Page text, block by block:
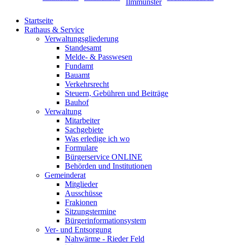
Startseite
Rathaus & Service
Verwaltungsgliederung
Standesamt
Melde- & Passwesen
Fundamt
Bauamt
Verkehrsrecht
Steuern, Gebühren und Beiträge
Bauhof
Verwaltung
Mitarbeiter
Sachgebiete
Was erledige ich wo
Formulare
Bürgerservice ONLINE
Behörden und Institutionen
Gemeinderat
Mitglieder
Ausschüsse
Frakionen
Sitzungstermine
Bürgerinformationsystem
Ver- und Entsorgung
Nahwärme - Rieder Feld